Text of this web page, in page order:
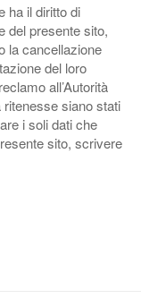
ha il diritto di
del presente sito,
la cancellazione
del loro
all’Autorità
siano stati
i soli dati che
sito, scrivere